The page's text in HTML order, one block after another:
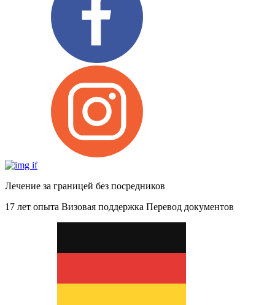
Лечение за границей без посредников
17 лет опыта Визовая поддержка Перевод документов